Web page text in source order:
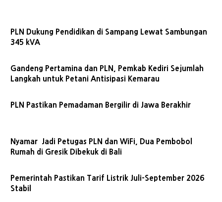
PLN Dukung Pendidikan di Sampang Lewat Sambungan
345 kVA
Gandeng Pertamina dan PLN, Pemkab Kediri Sejumlah
Langkah untuk Petani Antisipasi Kemarau
PLN Pastikan Pemadaman Bergilir di Jawa Berakhir
Nyamar Jadi Petugas PLN dan WiFi, Dua Pembobol
Rumah di Gresik Dibekuk di Bali
Pemerintah Pastikan Tarif Listrik Juli-September 2026
Stabil